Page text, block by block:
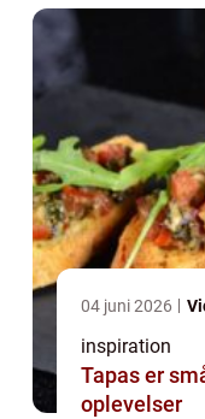
04 juni 2026
inspiration
Tapas er
oplevelser